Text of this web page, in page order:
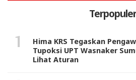
Terpopuler
Hima KRS Tegaskan
Tupoksi UPT Wasnaker
Lihat Aturan